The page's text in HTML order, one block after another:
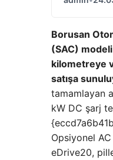
Borusan
(SAC)
kilometreye
satışa
tamamlayan
kW DC şarj
Opsiyonel
eDrive20,